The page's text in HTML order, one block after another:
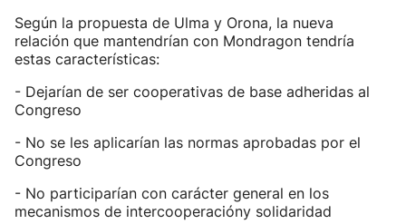
Según la propuesta de Ulma y Orona, la nueva
relación que mantendrían con Mondragon tendría
estas características:
- Dejarían de ser cooperativas de base adheridas al
Congreso
- No se les aplicarían las normas aprobadas por el
Congreso
- No participarían con carácter general en los
mecanismos de intercooperacióny solidaridad